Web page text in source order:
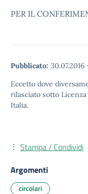
PER IL
Pubblicato: 30.07.2016
Eccetto dove
rilasciato sotto
Italia.
Stampa / Condividi
Argomenti
circolari